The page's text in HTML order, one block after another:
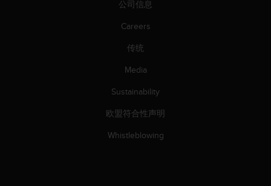
公司信息
Careers
传统
Media
Sustainability
欧盟符合性声明
Whistleblowing